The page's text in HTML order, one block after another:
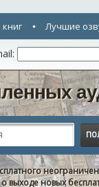
книг Лучшие
выходе новых